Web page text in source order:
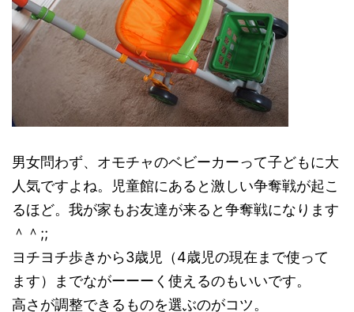
男女問わず、オモチャのベビーカーって子どもに大
人気ですよね。児童館にあると激しい争奪戦が起こ
るほど。我が家もお友達が来ると争奪戦になります
＾＾;;
ヨチヨチ歩きから3歳児（4歳児の現在まで使って
ます）までながーーーく使えるのもいいです。
高さが調整できるものを選ぶのがコツ。